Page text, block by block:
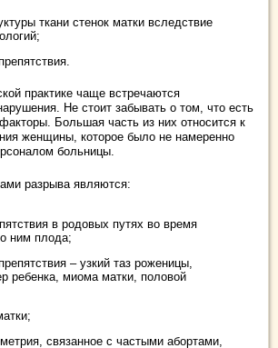
ткани стенок матки вследствие
практике чаще встречаются
Не стоит забывать о том, что есть
Большая часть из них относится к
женщины, которое было не намеренно
больницы.
разрыва являются:
в родовых путях во время
ним плода;
– узкий таз роженицы,
ребенка, миома матки, половой
связанное с частыми абортами,